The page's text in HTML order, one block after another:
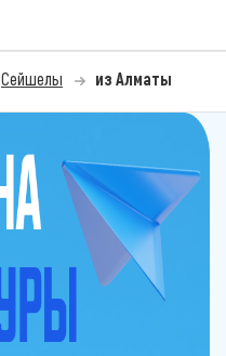
Сейшелы из Алматы